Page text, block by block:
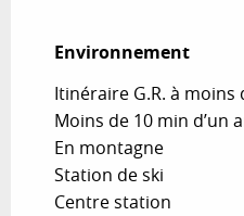
Environnement
Environnement
Itinéraire G.R. à moins
Moins de 10 min d’un
En montagne
Station de ski
Centre station